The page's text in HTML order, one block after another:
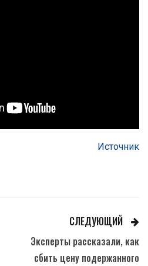
Источник
СЛЕДУЮЩИЙ
Эксперты рассказали, как
сбить цену подержанного